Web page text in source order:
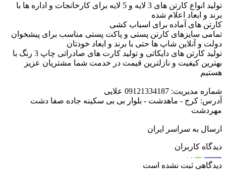
تولید انواع کارتن های 3 لایه و 5 لایه برای کارخانجات و اداره ها با
برند و ابعاد اعلام شده
کارتن های آماده برای اسباب کشی
تمامی سایزهای کارتن پستی و پاکت پستی مناسب برای پیشخوان
دولت و آنلاین شاپ ها حتی با برند و ابعاد خودتان
تولید کارتن های دایکاتی و تولید کارت های صادراتی چاپ 3 رنگ با
بهترین کیفیت و نازلترین قیمت در خدمت شما مشتریان عزیز
هستیم
شماره مدیریت: 09121334187 علایی
آدرس: کرج - ماهدشت - بلوار بی بی سکینه جاده صفا دشت
مهردشت
ارسال به سراسر ایران
دیدگاه کاربران
دیدگاهی ثبت نشده است